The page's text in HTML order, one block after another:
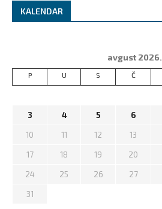
KALENDAR
avgust 2026.
P U S Č
3 4 5 6
10 11 12 13
17 18 19 20
24 25 26 27
31